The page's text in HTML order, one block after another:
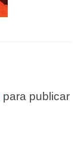
para publicar